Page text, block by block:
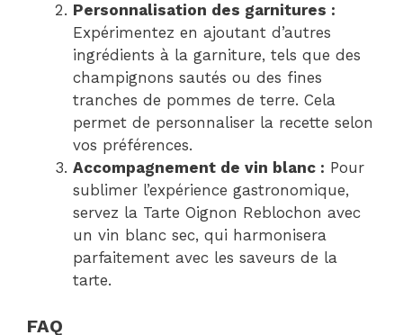
Personnalisation des garnitures :
Expérimentez en ajoutant d’autres
ingrédients à la garniture, tels que des
champignons sautés ou des fines
tranches de pommes de terre. Cela
permet de personnaliser la recette selon
vos préférences.
Accompagnement de vin blanc : Pour
sublimer l’expérience gastronomique,
servez la Tarte Oignon Reblochon avec
un vin blanc sec, qui harmonisera
parfaitement avec les saveurs de la
tarte.
FAQ